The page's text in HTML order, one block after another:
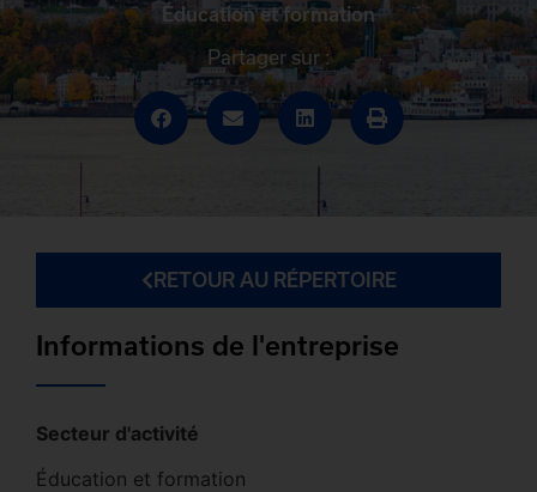
Éducation et formation
Partager sur :
RETOUR AU RÉPERTOIRE
Informations de l'entreprise
Secteur d'activité
Éducation et formation